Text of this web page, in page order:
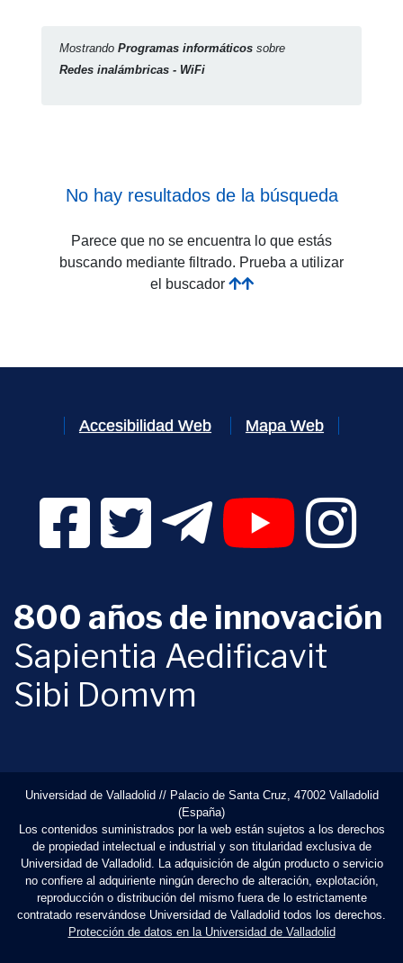
Mostrando Programas informáticos sobre
Redes inalámbricas - WiFi
No hay resultados de la búsqueda
Parece que no se encuentra lo que estás
buscando mediante filtrado. Prueba a utilizar
el buscador
Accesibilidad Web Mapa Web
Facebook Digital UVa (se abrirá en una nueva
Twitter Digital UVa (se abrirá en una
Telegram Digital UVa (se
YouTube Digital
800 años de innovación
Sapientia Aedificavit
Sibi Domvm
Universidad de Valladolid // Palacio de Santa Cruz, 47002 Valladolid
(España)
Los contenidos suministrados por la web están sujetos a los derechos
de propiedad intelectual e industrial y son titularidad exclusiva de
Universidad de Valladolid. La adquisición de algún producto o servicio
no confiere al adquiriente ningún derecho de alteración, explotación,
reproducción o distribución del mismo fuera de lo estrictamente
contratado reservándose Universidad de Valladolid todos los derechos.
Protección de datos en la Universidad de Valladolid